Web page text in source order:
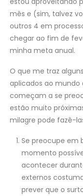
mês e (sim, talvez
outros 4 em
chegar ao fim de
minha meta anual.
O que me traz
aplicados ao mundo
começam a se
estão muito
milagre pode fazê-
Se preocupe em
momento
acontecer
externos
prever que o